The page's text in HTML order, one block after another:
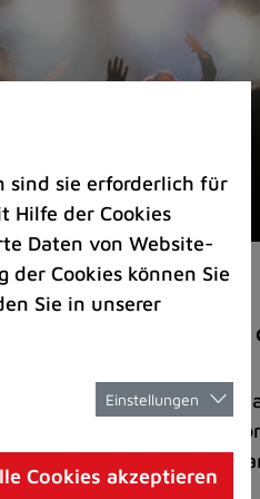
Madness“ bringt
Rock- und
starke Acts aus der
17. Oktober in Lintorf
sind sie erforderlich für
Hilfe der Cookies
Daten von Website-
Cookies können Sie
Sie in unserer
Einstellungen
Cookies akzeptieren